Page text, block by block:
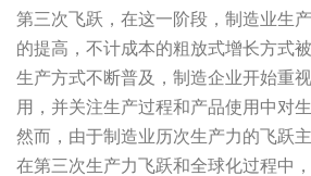
第三次飞跃，在这一阶段，制造业生
的提高，不计成本的粗放式增长方式
生产方式不断普及，制造企业开始重
用，并关注生产过程和产品使用中对
然而，由于制造业历次生产力的飞跃
在第三次生产力飞跃和全球化过程中